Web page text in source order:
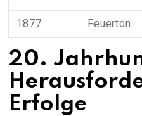
1877 Feuerton
20.
Erfolge